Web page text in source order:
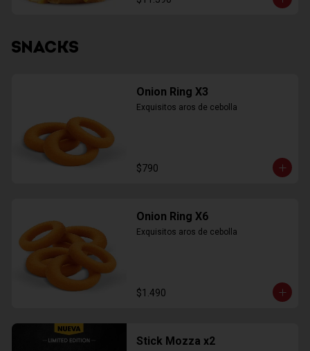
SNACKS
Onion Ring X3
Exquisitos aros de cebolla
$790
Onion Ring X6
Exquisitos aros de cebolla
$1.490
Stick Mozza x2